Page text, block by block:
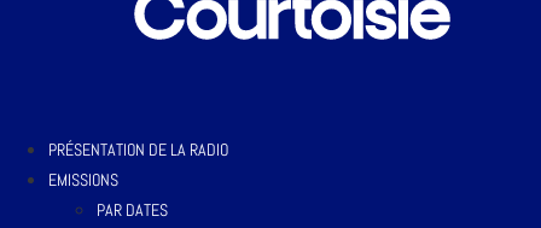
PRÉSENTATION DE LA RADIO
EMISSIONS
PAR DATES